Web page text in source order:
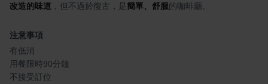
改造的味道 ，但不過於復古，是簡單、舒服的咖啡廳。
注意事項
有低消
用餐限時90分鐘
不接受訂位